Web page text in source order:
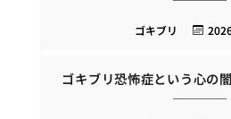
ゴキブリ
ゴキブリ恐怖症という心の